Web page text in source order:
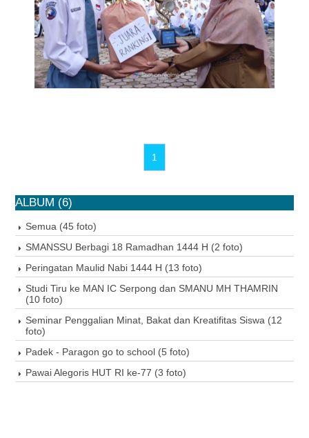
1
ALBUM (6)
Semua (45 foto)
SMANSSU Berbagi 18 Ramadhan 1444 H (2 foto)
Peringatan Maulid Nabi 1444 H (13 foto)
Studi Tiru ke MAN IC Serpong dan SMANU MH THAMRIN
(10 foto)
Seminar Penggalian Minat, Bakat dan Kreatifitas Siswa (12
foto)
Padek - Paragon go to school (5 foto)
Pawai Alegoris HUT RI ke-77 (3 foto)